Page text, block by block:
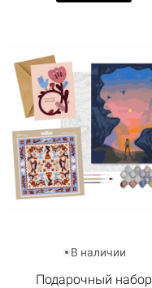
В наличии
Подарочный набор